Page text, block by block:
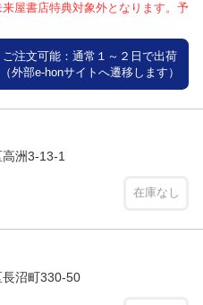
屋書店特典対象外となります。予
ご注文可能：通常１～２日で出荷
（外部e-honサイトへ遷移します）
洲3-13-1
在庫なし
沼町330-50